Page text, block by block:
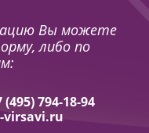
Вы можете
либо по
794-18-94
virsavi.ru